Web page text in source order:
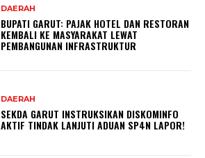
DAERAH
BUPATI GARUT: PAJAK HOTEL DAN RESTORAN
KEMBALI KE MASYARAKAT LEWAT
PEMBANGUNAN INFRASTRUKTUR
DAERAH
SEKDA GARUT INSTRUKSIKAN DISKOMINFO
AKTIF TINDAK LANJUTI ADUAN SP4N LAPOR!